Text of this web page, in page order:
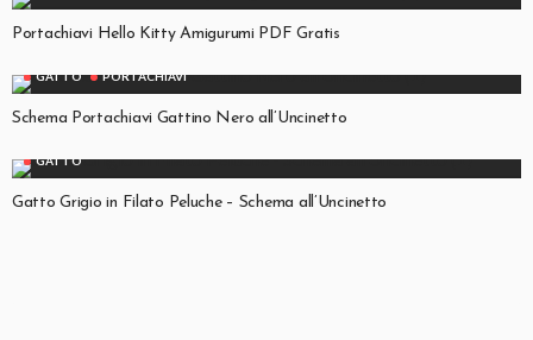
Portachiavi Hello Kitty Amigurumi PDF Gratis
GATTO PORTACHIAVI
Schema Portachiavi Gattino Nero all’Uncinetto
GATTO
Gatto Grigio in Filato Peluche – Schema all’Uncinetto